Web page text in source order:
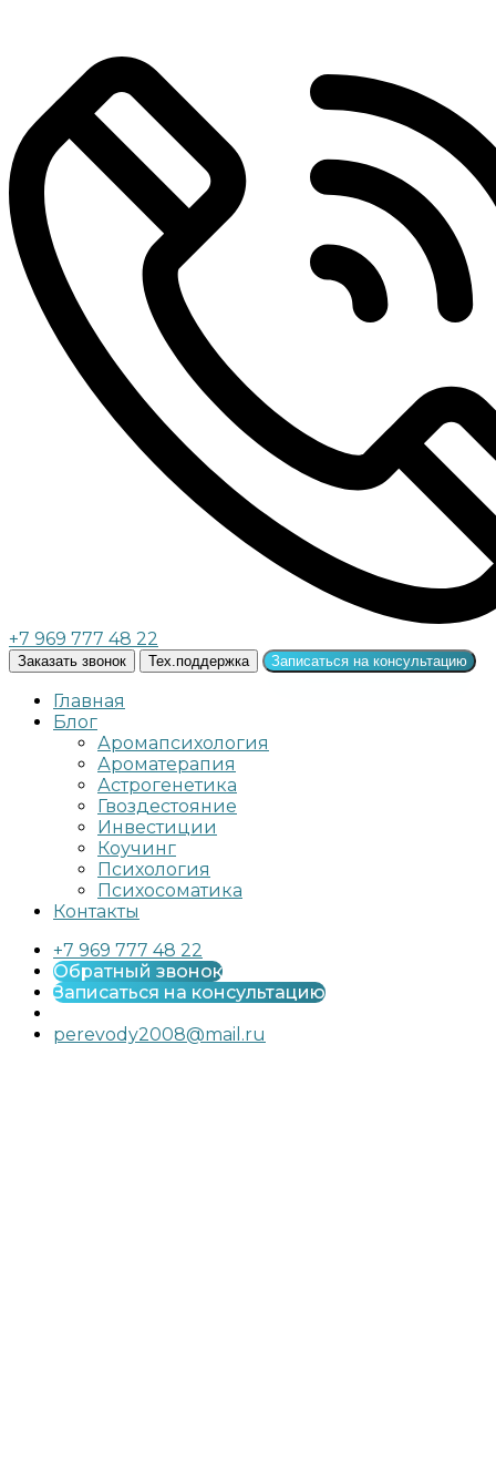
+7 969 777 48 22
Заказать звонок Тех.поддержка Записаться на консультацию
Главная
Блог
Аромапсихология
Ароматерапия
Астрогенетика
Гвоздестояние
Инвестиции
Коучинг
Психология
Психосоматика
Контакты
+7 969 777 48 22
Обратный звонок
Записаться на консультацию
perevody2008@mail.ru